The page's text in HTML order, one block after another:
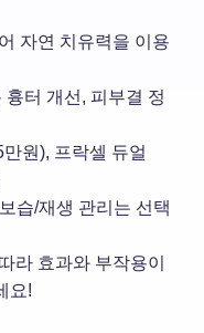
자연 치유력을 이용
흉터 개선, 피부결 정
원), 프락셀 듀얼
습/재생 관리는 선택
라 효과와 부작용이
요!